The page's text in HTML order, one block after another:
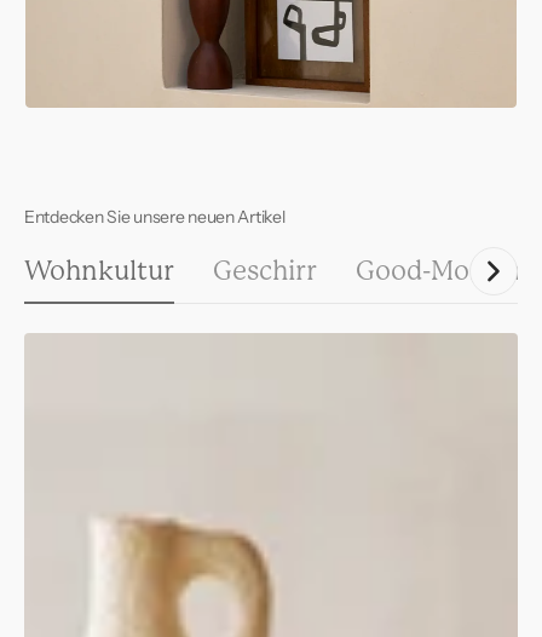
Entdecken Sie unsere neuen Artikel
Wohnkultur Geschirr Good-